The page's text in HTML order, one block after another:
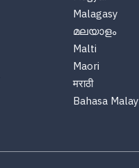
Malagasy
മലയാളം
Malti
Maori
मराठी
Bahasa Malay